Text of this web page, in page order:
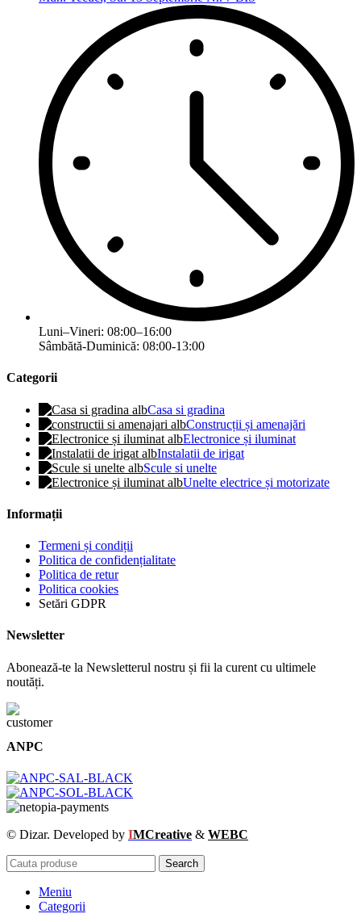
Luni–Vineri: 08:00–16:00
Sâmbătă-Duminică: 08:00-13:00
Categorii
Casa si gradina
Construcții și amenajări
Electronice și iluminat
Instalatii de irigat
Scule si unelte
Unelte electrice și motorizate
Informații
Termeni și condiții
Politica de confidențialitate
Politica de retur
Politica cookies
Setări GDPR
Newsletter
Abonează-te la Newsletterul nostru și fii la curent cu ultimele
noutăți.
ANPC
© Dizar. Developed by IMCreative & WEBC
Search
Meniu
Categorii